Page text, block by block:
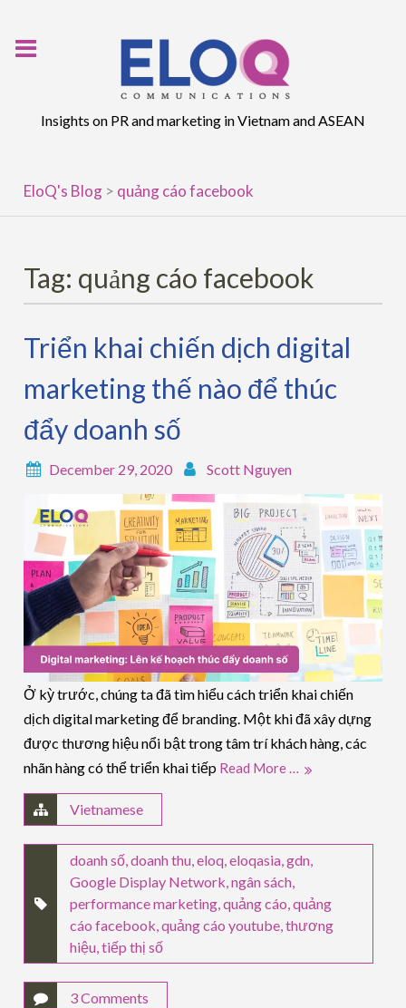
Insights on PR and marketing in Vietnam and ASEAN
EloQ's Blog > quảng cáo facebook
Tag: quảng cáo facebook
Triển khai chiến dịch digital
marketing thế nào để thúc
đẩy doanh số
December 29, 2020 Scott Nguyen
Ở kỳ trước, chúng ta đã tìm hiểu cách triển khai chiến
dịch digital marketing để branding. Một khi đã xây dựng
được thương hiệu nổi bật trong tâm trí khách hàng, các
nhãn hàng có thể triển khai tiếp Read More …
Vietnamese
doanh số,doanh thu,eloq,eloqasia,gdn,
Google Display Network,ngân sách,
performance marketing,quảng cáo,quảng
cáo facebook,quảng cáo youtube,thương
hiệu,tiếp thị số
3 Comments